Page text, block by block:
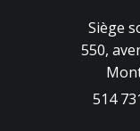
Siège
550,
514